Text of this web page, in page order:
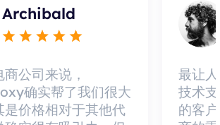
Archibald
公司来说，
确实帮了我们很大
是价格相对于其他代
最让
技术
的客